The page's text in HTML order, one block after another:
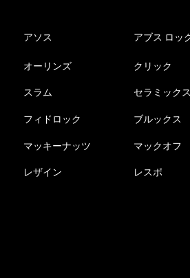
アソス アブス ロッ
オーリンズ クリック
スラム セラミック
フィドロック ブルックス
マッキーナッツ マックオフ
レザイン レスポ